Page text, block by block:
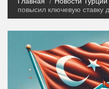
повысил ключевую ставку